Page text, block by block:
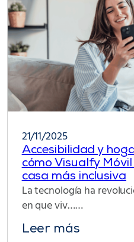
21/11/2025
Accesibilidad y
cómo Visualfy
casa más inclusiva
La tecnología ha
en que viv……
Leer más